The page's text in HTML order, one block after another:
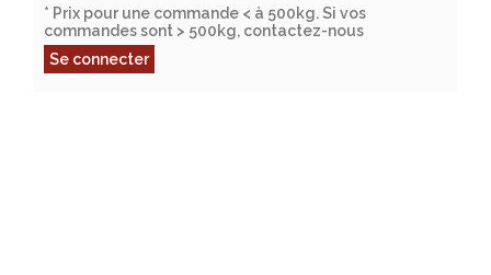
* Prix pour une commande < à 500kg. Si vos
commandes sont > 500kg, contactez-nous
Se connecter